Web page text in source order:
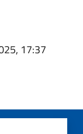
17:37